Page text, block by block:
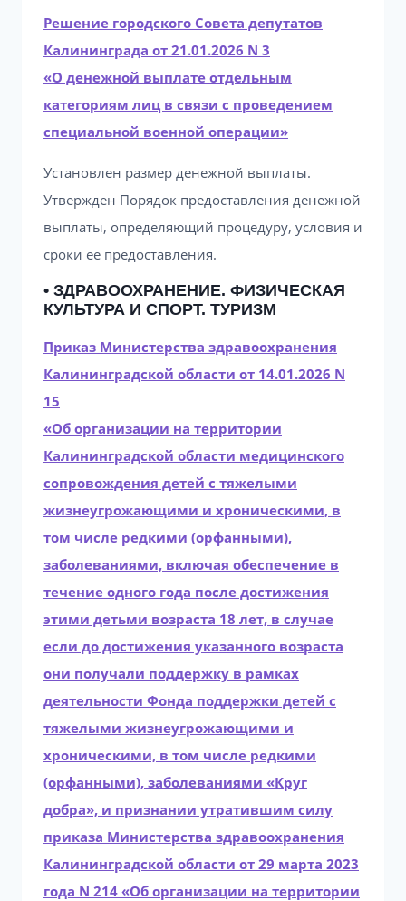
Решение городского Совета депутатов
Калининграда от 21.01.2026 N 3
«О денежной выплате отдельным
категориям лиц в связи с проведением
специальной военной операции»
Установлен размер денежной выплаты.
Утвержден Порядок предоставления денежной
выплаты, определяющий процедуру, условия и
сроки ее предоставления.
• ЗДРАВООХРАНЕНИЕ. ФИЗИЧЕСКАЯ
КУЛЬТУРА И СПОРТ. ТУРИЗМ
Приказ Министерства здравоохранения
Калининградской области от 14.01.2026 N
15
«Об организации на территории
Калининградской области медицинского
сопровождения детей с тяжелыми
жизнеугрожающими и хроническими, в
том числе редкими (орфанными),
заболеваниями, включая обеспечение в
течение одного года после достижения
этими детьми возраста 18 лет, в случае
если до достижения указанного возраста
они получали поддержку в рамках
деятельности Фонда поддержки детей с
тяжелыми жизнеугрожающими и
хроническими, в том числе редкими
(орфанными), заболеваниями «Круг
добра», и признании утратившим силу
приказа Министерства здравоохранения
Калининградской области от 29 марта 2023
года N 214 «Об организации на территории